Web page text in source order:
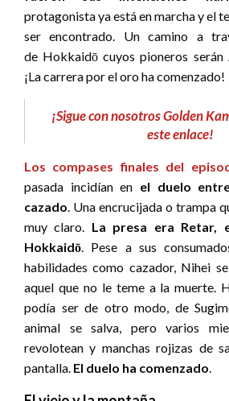
protagonista ya está en marcha y el
ser encontrado. Un camino a
de Hokkaidō cuyos pioneros serán
¡La carrera por el oro ha comenzado!
¡Sigue con nosotros Golden
este enlace!
Los compases finales del
pasada incidían en el duelo
cazado. Una encrucijada o trampa
muy claro. La presa era Retar,
Hokkaidō. Pese a sus
habilidades como cazador, Nihei
aquel que no le teme a la muerte.
podía ser de otro modo, de
animal se salva, pero varios
revolotean y manchas rojizas de
pantalla. El duelo ha comenzado.